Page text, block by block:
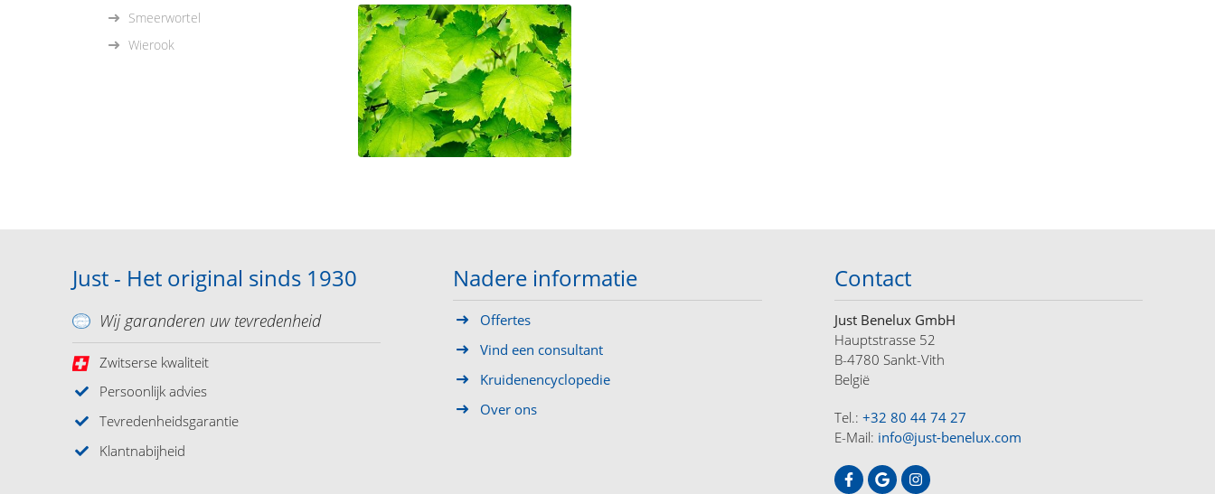
Smeerwortel
Wierook
Just - Het original sinds 1930
Wij garanderen uw tevredenheid
Zwitserse kwaliteit
Persoonlijk advies
Tevredenheidsgarantie
Klantnabijheid
Nadere informatie
Offertes
Vind een consultant
Kruidenencyclopedie
Over ons
Contact
Just Benelux GmbH
Hauptstrasse 52
B-4780 Sankt-Vith
België
Tel.: +32 80 44 74 27
E-Mail: info@just-benelux.com